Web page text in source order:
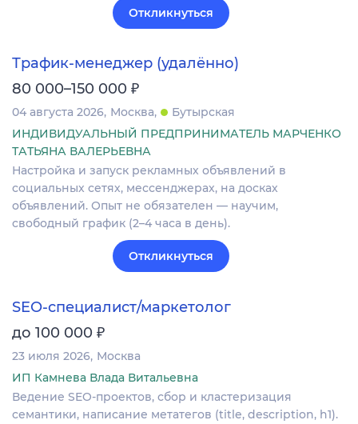
Откликнуться
Трафик‑менеджер (удалённо)
80 000–150 000 ₽
04 августа 2026 Москва
Бутырская
ИНДИВИДУАЛЬНЫЙ ПРЕДПРИНИМАТЕЛЬ МАРЧЕНКО
ТАТЬЯНА ВАЛЕРЬЕВНА
Настройка и запуск рекламных объявлений в
социальных сетях, мессенджерах, на досках
объявлений. Опыт не обязателен — научим,
свободный график (2–4 часа в день).
Откликнуться
SEO-специалист/маркетолог
до 100 000 ₽
23 июля 2026 Москва
ИП Камнева Влада Витальевна
Ведение SEO-проектов, сбор и кластеризация
семантики, написание метатегов (title, description, h1).